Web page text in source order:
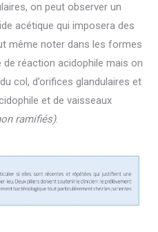
on peut observer un
acétique qui imposera des
même noter dans les formes
réaction acidophile mais on
col, d’orifices glandulaires et
et de vaisseaux
ramifiés).